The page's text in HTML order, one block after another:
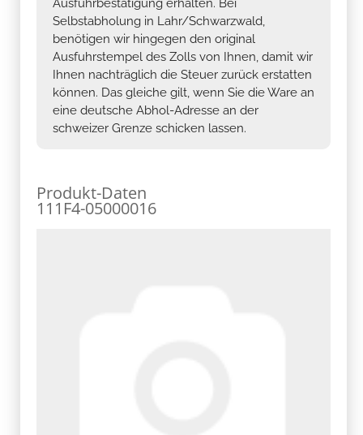
Ausfuhrbestätigung erhalten. Bei
Selbstabholung in Lahr/Schwarzwald,
benötigen wir hingegen den original
Ausfuhrstempel des Zolls von Ihnen, damit wir
Ihnen nachträglich die Steuer zurück erstatten
können. Das gleiche gilt, wenn Sie die Ware an
eine deutsche Abhol-Adresse an der
schweizer Grenze schicken lassen.
Produkt-Daten
111F4-05000016